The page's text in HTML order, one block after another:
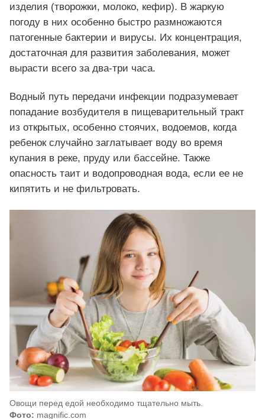
изделия (творожки, молоко, кефир). В жаркую
погоду в них особенно быстро размножаются
патогенные бактерии и вирусы. Их концентрация,
достаточная для развития заболевания, может
вырасти всего за два-три часа.
Водный путь передачи инфекции подразумевает
попадание возбудителя в пищеварительный тракт
из открытых, особенно стоячих, водоемов, когда
ребенок случайно заглатывает воду во время
купания в реке, пруду или бассейне. Также
опасность таит и водопроводная вода, если ее не
кипятить и не фильтровать.
Овощи перед едой необходимо тщательно мыть.
Фото: magnific.com